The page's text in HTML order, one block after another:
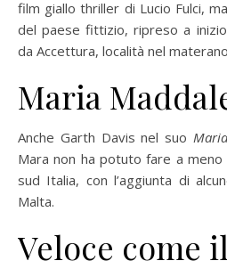
film giallo thriller di Lucio Fulci,
del paese fittizio, ripreso a
da Accettura, località nel
Maria
Anche Garth Davis nel suo
Mara non ha potuto fare a
sud Italia, con l’aggiunta di
Malta.
Veloce come